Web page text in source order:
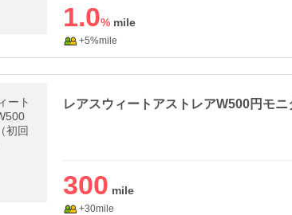
1.0%
+5%mile
300
+30mile